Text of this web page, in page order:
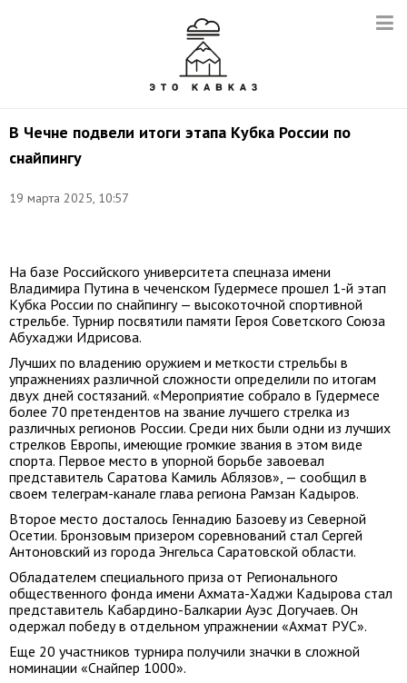
В Чечне подвели итоги этапа Кубка России по
снайпингу
19 марта 2025, 10:57
с
На базе Российского университета спецназа имени
Владимира Путина в чеченском Гудермесе прошел 1-й этап
Кубка России по снайпингу — высокоточной спортивной
стрельбе. Турнир посвятили памяти Героя Советского Союза
Абухаджи Идрисова.
Лучших по владению оружием и меткости стрельбы в
упражнениях различной сложности определили по итогам
двух дней состязаний. «Мероприятие собрало в Гудермесе
более 70 претендентов на звание лучшего стрелка из
различных регионов России. Среди них были одни из лучших
стрелков Европы, имеющие громкие звания в этом виде
спорта. Первое место в упорной борьбе завоевал
представитель Саратова Камиль Аблязов», — сообщил в
своем телеграм-канале глава региона Рамзан Кадыров.
Второе место досталось Геннадию Базоеву из Северной
Осетии. Бронзовым призером соревнований стал Сергей
Антоновский из города Энгельса Саратовской области.
Обладателем специального приза от Регионального
общественного фонда имени Ахмата-Хаджи Кадырова стал
представитель Кабардино-Балкарии Ауэс Догучаев. Он
одержал победу в отдельном упражнении «Ахмат РУС».
Еще 20 участников турнира получили значки в сложной
номинации «Снайпер 1000».